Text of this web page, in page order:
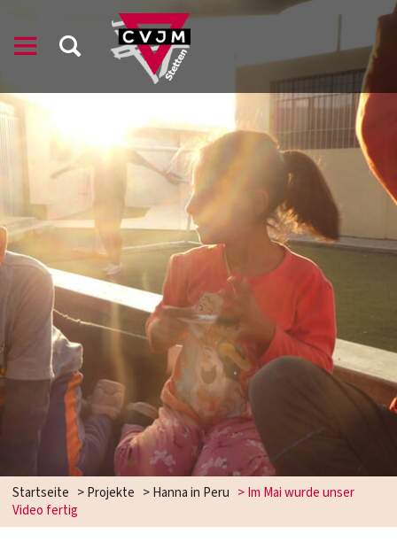
Startseite >Projekte >Hanna in Peru >Im Mai wurde unser
Video fertig